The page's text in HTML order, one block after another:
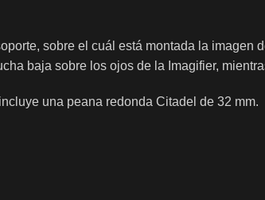
sobre el cuál está montada la
baja sobre los ojos de la Imagifier,
una peana redonda Citadel de 32 mm.